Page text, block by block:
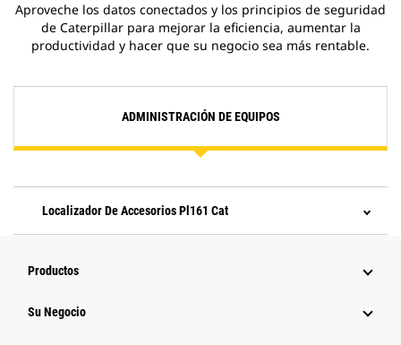
Aproveche los datos conectados y los principios de seguridad
de Caterpillar para mejorar la eficiencia, aumentar la
productividad y hacer que su negocio sea más rentable.
ADMINISTRACIÓN DE EQUIPOS
Localizador De Accesorios Pl161 Cat
Productos
Su Negocio